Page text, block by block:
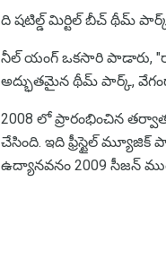
ది షటిల్డ్ మిర్టిల్ బీచ్ థీమ్ పార్క్
నీల్ యంగ్ ఒకసారి పాడారు,
అద్భుతమైన థీమ్ పార్క్,
2008 లో ప్రారంభించిన
చేసింది. ఇది ఫ్రీస్టైల్
ఉద్యానవనం 2009 సీజన్